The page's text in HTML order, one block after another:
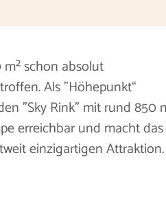
schon absolut
Als "Höhepunkt“
"Sky Rink" mit rund 850
erreichbar und macht das
einzigartigen Attraktion.